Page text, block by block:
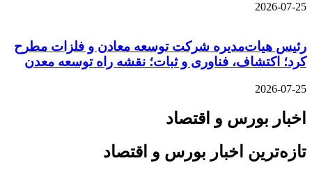
2026-07-25
رئیس هیات‌مدیره شرکت توسعه معادن و فلزات مطرح
کرد؛ اکتشاف، فناوری و ثبات؛ نقشه راه توسعه معدن
2026-07-25
اخبار بورس و اقتصاد
تازه‌ترین اخبار بورس و اقتصاد